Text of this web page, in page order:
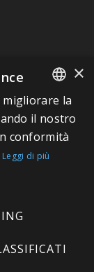
FRENCH
ITALIAN
GERMAN
×
la
il nostro
conformità
Leggi di più